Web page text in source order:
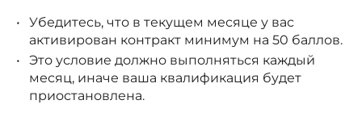
Убедитесь, что в текущем месяце у вас
активирован контракт минимум на 50 баллов.
Это условие должно выполняться каждый
месяц, иначе ваша квалификация будет
приостановлена.